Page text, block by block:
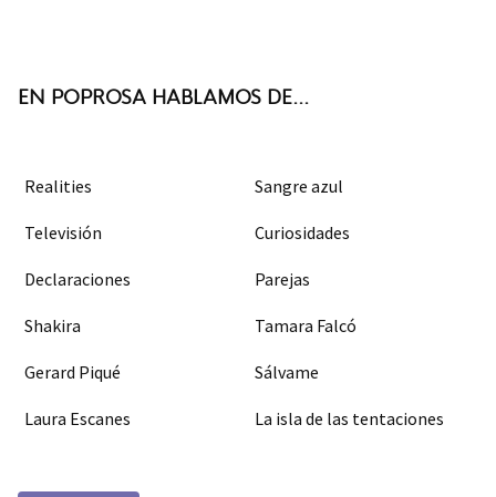
EN POPROSA HABLAMOS DE...
Realities Sangre azul
Televisión Curiosidades
Declaraciones Parejas
Shakira Tamara Falcó
Gerard Piqué Sálvame
Laura Escanes La isla de las tentaciones